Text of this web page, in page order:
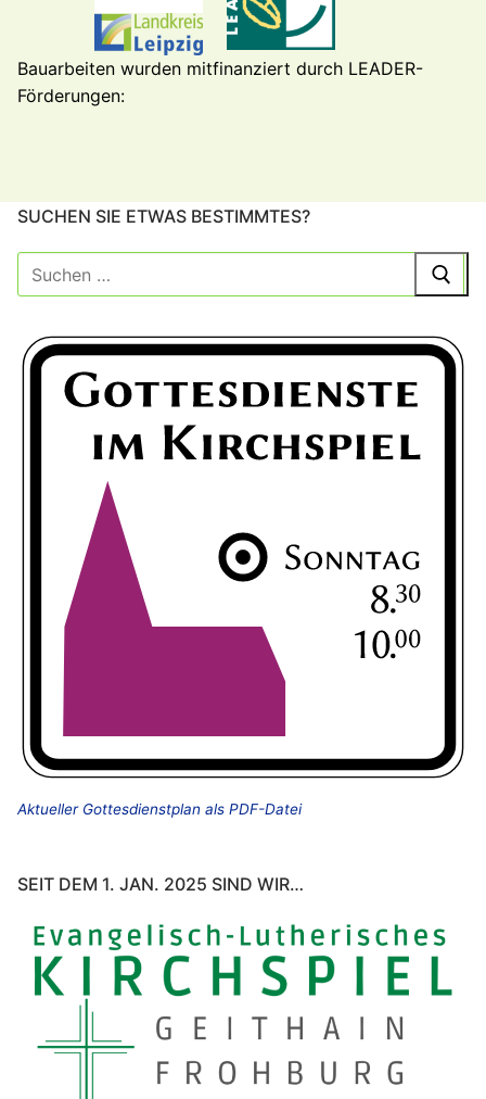
Bauarbeiten wurden mitfinanziert durch LEADER-
Förderungen:
SUCHEN SIE ETWAS BESTIMMTES?
Suche
nach:
Aktueller Gottesdienstplan als PDF-Datei
SEIT DEM 1. JAN. 2025 SIND WIR…